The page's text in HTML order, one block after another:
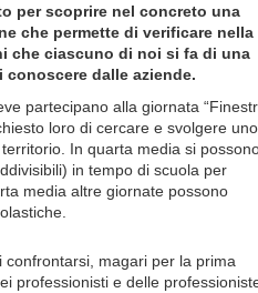
per scoprire nel concreto una
che permette di verificare nella
che ciascuno di noi si fa di una
dalle aziende.
partecipano alla giornata
loro di cercare e svolgere uno
In quarta media si
in tempo di scuola per
media altre giornate possono
confrontarsi, magari per la prima
professionisti e delle